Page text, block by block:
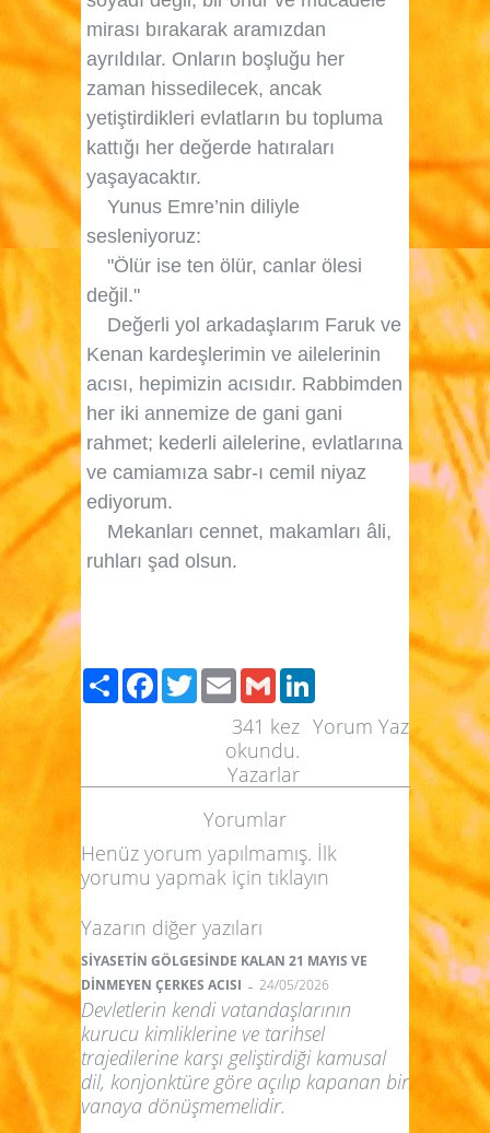
mirası bırakarak aramızdan
ayrıldılar. Onların boşluğu her
zaman hissedilecek, ancak
yetiştirdikleri evlatların bu topluma
kattığı her değerde hatıraları
yaşayacaktır.
Yunus Emre’nin diliyle
sesleniyoruz:
"Ölür ise ten ölür, canlar ölesi
değil."
Değerli yol arkadaşlarım Faruk ve
Kenan kardeşlerimin ve ailelerinin
acısı, hepimizin acısıdır. Rabbimden
her iki annemize de gani gani
rahmet; kederli ailelerine, evlatlarına
ve camiamıza sabr-ı cemil niyaz
ediyorum.
Mekanları cennet, makamları âli,
ruhları şad olsun.
PaylaşFacebook
TwitterEmailGmail
Yorum Yaz
341 kez
okundu.
Yazarlar
Yorumlar
Henüz yorum yapılmamış. İlk
yorumu yapmak için tıklayın
Yazarın diğer yazıları
SİYASETİN GÖLGESİNDE KALAN 21 MAYIS VE
DİNMEYEN ÇERKES ACISI - 24/05/2026
Devletlerin kendi vatandaşlarının
kurucu kimliklerine ve tarihsel
trajedilerine karşı geliştirdiği kamusal
dil, konjonktüre göre açılıp kapanan bir
vanaya dönüşmemelidir.